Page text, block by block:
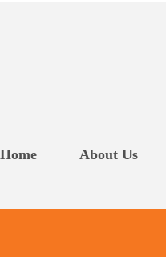
Home About Us